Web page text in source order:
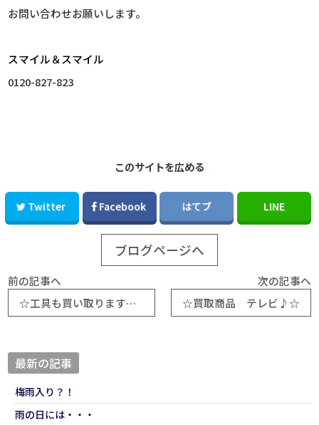
お問い合わせお願いします。
スマイル＆スマイル
0120-827-823
このサイトを広める
Twitter Facebook はてブ LINE
ブログページへ
前の記事へ
☆工具も買い取ります♪☆
次の記事へ
☆買取商品 テレビ♪☆
最新の記事
梅雨入り？！
雨の日には・・・